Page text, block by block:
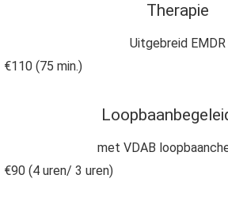
Therapie
Uitgebreid EMDR
€110 (75 min.)
met VDAB
€90 (4 uren/ 3 uren)